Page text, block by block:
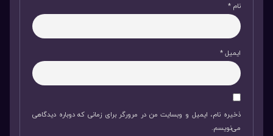
نام *
ایمیل*
ذخیره نام، ایمیل و وبسایت من در مرورگر برای زمانی که دوباره دیدگاهی
می‌نویسم.